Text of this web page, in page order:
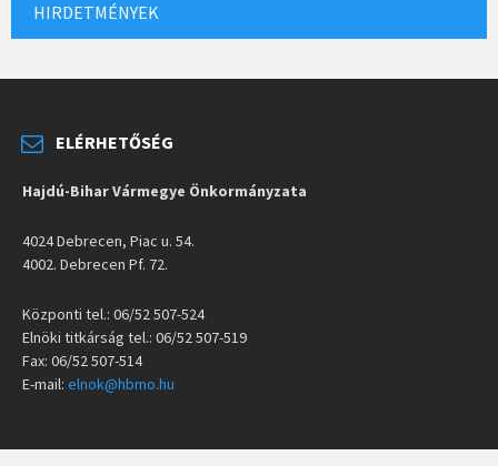
HIRDETMÉNYEK
ELÉRHETŐSÉG
Hajdú-Bihar Vármegye Önkormányzata
4024 Debrecen, Piac u. 54.
4002. Debrecen Pf. 72.
Központi tel.: 06/52 507-524
Elnöki titkárság tel.: 06/52 507-519
Fax: 06/52 507-514
E-mail: elnok@hbmo.hu